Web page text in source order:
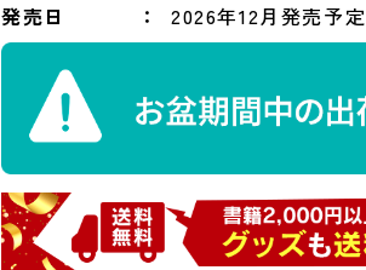
発売日
2026年12月発売予定